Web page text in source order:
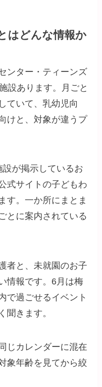
はどんな情報か
ンター・ティーンズ
設あります。月ごと
ていて、乳幼児向
けと、対象が違うプ
が掲示しているお
式サイトの子どもわ
す。一か所にまとま
とに案内されている
者と、未就園のお子
情報です。6月は梅
で過ごせるイベント
聞きます。
じカレンダーに混在
象年齢を見てから絞